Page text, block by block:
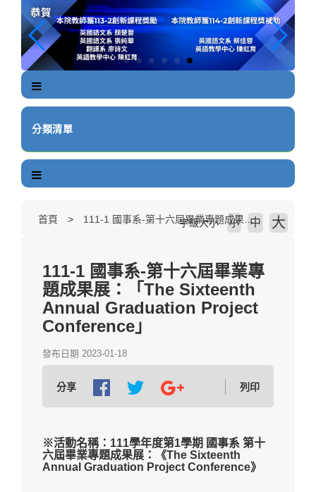
分類清單
首頁 111-1 國事系-第十六屆畢業專題成果展：「The Sixteenth Annual Graduation Project Conference」
字級大小 小 中 大
111-1 國事系-第十六屆畢業專
題成果展：「The Sixteenth
Annual Graduation Project
Conference」
發布日期 2023-01-18
分享 列印
※活動名稱：111學年度第1學期 國事系 第十
六屆畢業專題成果展：《The Sixteenth
Annual Graduation Project Conference》